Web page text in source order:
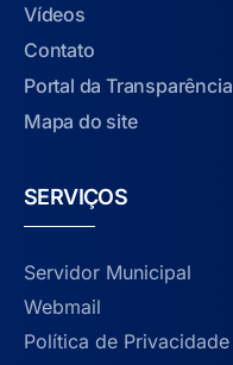
Vídeos
Contato
Portal da Transparência
Mapa do site
SERVIÇOS
Servidor Municipal
Webmail
Política de Privacidade